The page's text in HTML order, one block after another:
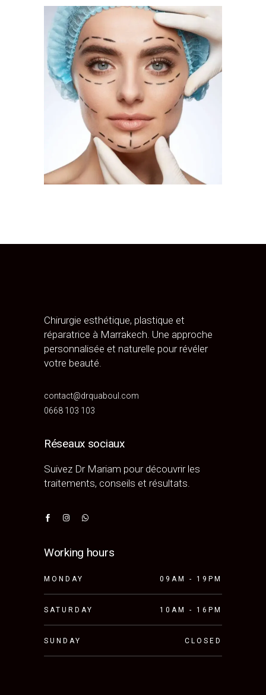
Chirurgie esthétique, plastique et
réparatrice à Marrakech. Une approche
personnalisée et naturelle pour révéler
votre beauté.
contact@drquaboul.com
0668 103 103
Réseaux sociaux
Suivez Dr Mariam pour découvrir les
traitements, conseils et résultats.
Working hours
MONDAY 09AM - 19PM
SATURDAY 10AM - 16PM
SUNDAY CLOSED